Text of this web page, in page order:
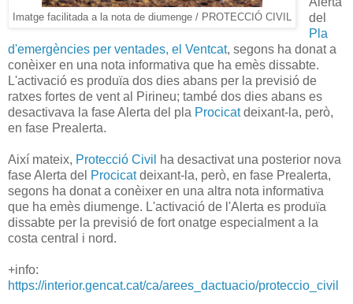
Imatge facilitada a la nota de diumenge / PROTECCIÓ CIVIL
del
Pla
d'emergències per ventades, el Ventcat, segons ha donat a
conèixer en una nota informativa que ha emès dissabte.
L'activació es produïa dos dies abans per la previsió de
ratxes fortes de vent al Pirineu; també dos dies abans es
desactivava la fase Alerta del pla Procicatdeixant-la, però,
en fase Prealerta.
Així mateix, Protecció Civil
ha desactivat una posterior nova
fase Alerta del Procicatdeixant-la, però, en fase Prealerta,
segons ha donat a conèixer en una altra nota informativa
que ha emès diumenge. L'activació de l'Alerta es produïa
dissabte per la previsió de fort onatge especialment a la
costa central i nord.
+info:
https://interior.gencat.cat/ca/arees_dactuacio/proteccio_civil